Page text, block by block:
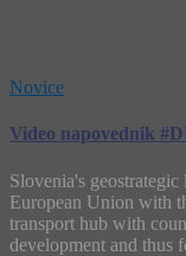
Novice
Video napovednik
Slovenia's
European Union with
transport hub with
development and thus